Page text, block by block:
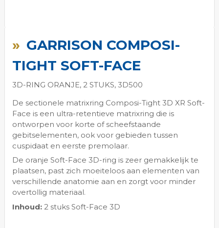
GARRISON COMPOSI-
TIGHT SOFT-FACE
3D-RING ORANJE, 2 STUKS, 3D500
De sectionele matrixring Composi-Tight 3D XR Soft-
Face is een ultra-retentieve matrixring die is
ontworpen voor korte of scheefstaande
gebitselementen, ook voor gebieden tussen
cuspidaat en eerste premolaar.
De oranje Soft-Face 3D-ring is zeer gemakkelijk te
plaatsen, past zich moeiteloos aan elementen van
verschillende anatomie aan en zorgt voor minder
overtollig materiaal.
Inhoud:2 stuks Soft-Face 3D
het
afbeeldingen-
gallerij